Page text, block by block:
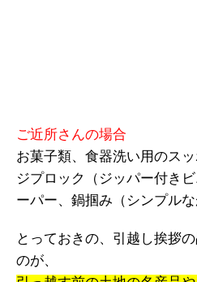
ご近所さんの場合
お菓子類、食器洗い用のス
ジプロック（ジッパー付き
ーパー、鍋掴み（シンプル
とっておきの、引越し挨拶
のが、